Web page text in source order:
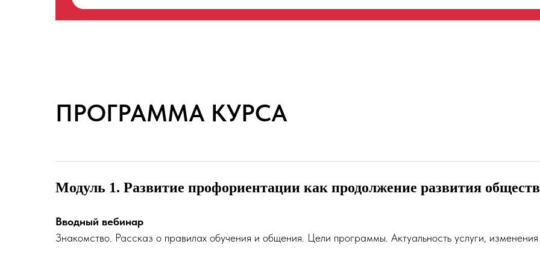
ПРОГРАММА КУРСА
Модуль 1. Развитие профориентации как продолжение развития
Вводный вебинар
Знакомство. Рассказ о правилах обучения и общения. Цели программы. Актуальность услуги,